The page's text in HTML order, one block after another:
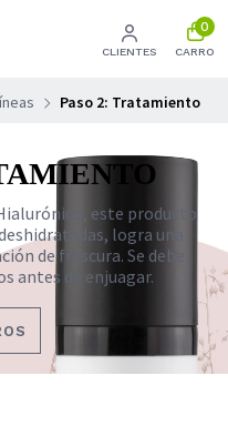
CLIENTES
0
CARRO
Paso 2: Tratamiento
este producto
logra una
de frescura. Se debe
antes de enjuagar.